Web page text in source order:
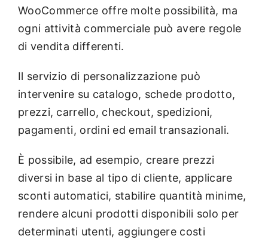
WooCommerce offre molte possibilità, ma
ogni attività commerciale può avere regole
di vendita differenti.
Il servizio di personalizzazione può
intervenire su catalogo, schede prodotto,
prezzi, carrello, checkout, spedizioni,
pagamenti, ordini ed email transazionali.
È possibile, ad esempio, creare prezzi
diversi in base al tipo di cliente, applicare
sconti automatici, stabilire quantità minime,
rendere alcuni prodotti disponibili solo per
determinati utenti, aggiungere costi